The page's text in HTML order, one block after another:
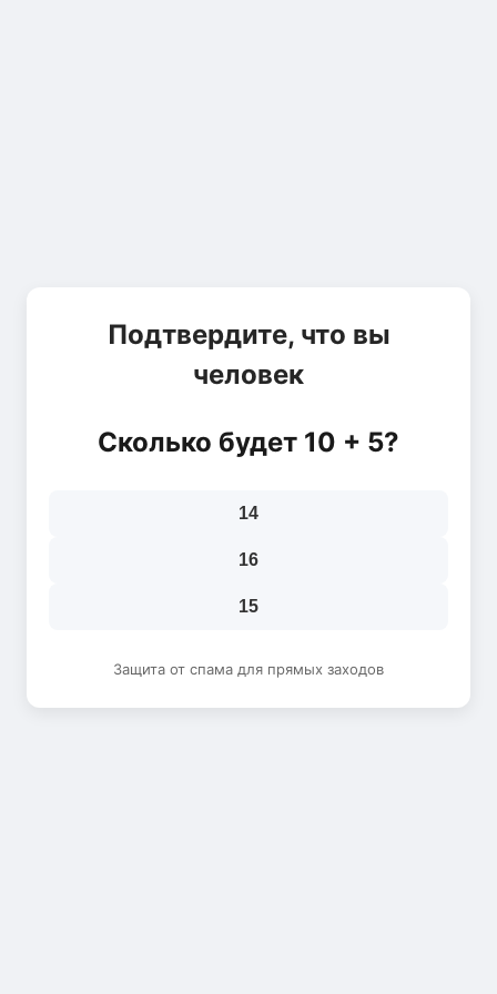
Подтвердите, что вы
человек
Сколько будет 10 + 5?
14
16
15
Защита от спама для прямых заходов